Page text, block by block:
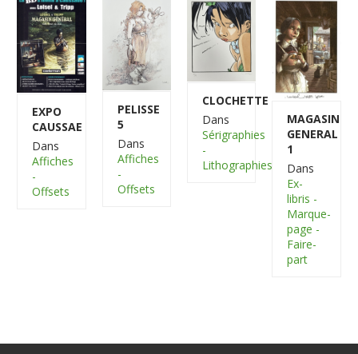
EXPO
CAUSSAE
Dans
Affiches
-
Offsets
PELISSE
5
Dans
Affiches
-
Offsets
CLOCHETTE
Dans
Sérigraphies
-
Lithographies
MAGASIN
GENERAL
1
Dans
Ex-
libris -
Marque-
page -
Faire-
part